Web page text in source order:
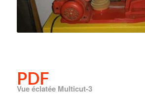
PDF
Vue éclatée Multicut-3